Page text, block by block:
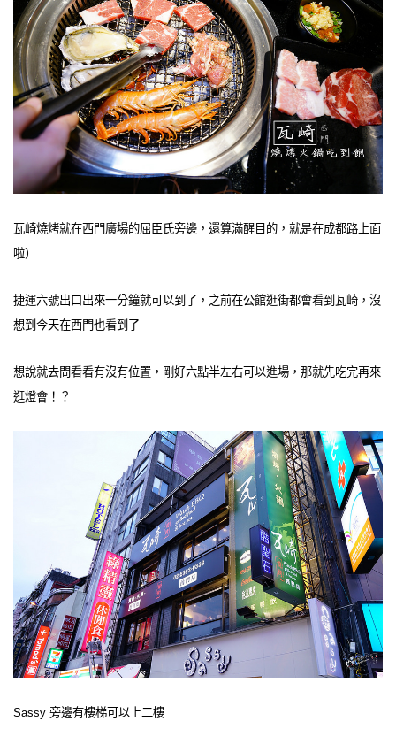
瓦崎燒烤就在西門廣場的屈臣氏旁邊，還算滿醒目的，就是在成都路上面
啦）
捷運六號出口出來一分鐘就可以到了，之前在公館逛街都會看到瓦崎，沒
想到今天在西門也看到了
想說就去問看看有沒有位置，剛好六點半左右可以進場，那就先吃完再來
逛燈會！？
Sassy 旁邊有樓梯可以上二樓